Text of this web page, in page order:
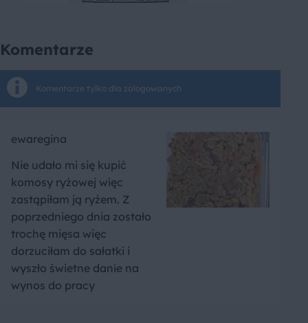
Komentarze
Komentarze tylko dla zalogowanych
ewaregina
Nie udało mi się kupić
komosy ryżowej więc
zastąpiłam ją ryżem. Z
poprzedniego dnia zostało
trochę mięsa więc
dorzuciłam do sałatki i
wyszło świetne danie na
wynos do pracy